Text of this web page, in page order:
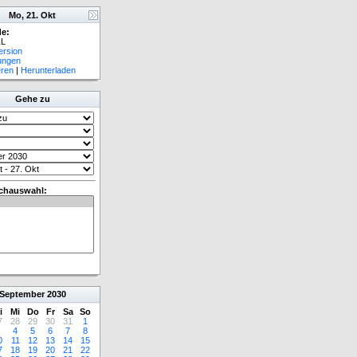
Mo, 21. Okt
| Herunterladen
Gehe zu
September 2030
Mi Do Fr Sa
So
28 29 30 31
1
4
5 6 7
8
11 12 13 14
15
18 19 20 21
22